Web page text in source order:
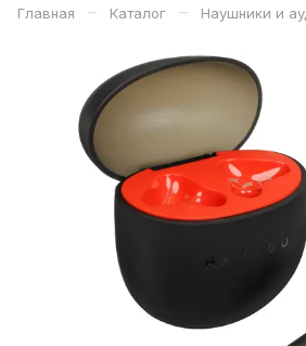
Главная – Каталог – Наушники и